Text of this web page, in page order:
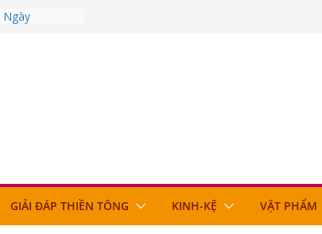
Ngày
GIẢI ĐÁP THIỀN TÔNG KINH-KỆ VẬT PHẨM